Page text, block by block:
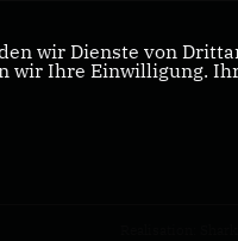
wir Dienste von
wir Ihre Einwilligung.